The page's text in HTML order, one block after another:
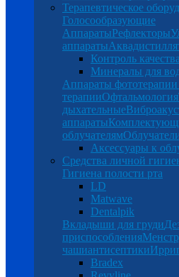
Терапевтическое
Голосообразующие
АппаратыРефлекторы
аппараты
Контроль
Минералы для
Аппараты фототерапии
терапииОфтальмология
дыхательные
аппараты
облучателям
Аксессуары к
Средства личной
Гигиена полости рта
LD
Matwave
Dentalpik
Вкладыши для груди
приспособления
чашиантисептики
Bradex